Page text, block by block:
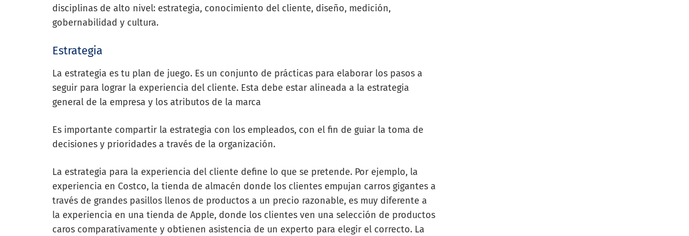
disciplinas de alto nivel: estrategia, conocimiento del cliente, diseño, medición,
gobernabilidad y cultura.
Estrategia
La estrategia es tu plan de juego. Es un conjunto de prácticas para elaborar los pasos a
seguir para lograr la experiencia del cliente. Esta debe estar alineada a la estrategia
general de la empresa y los atributos de la marca
Es importante compartir la estrategia con los empleados, con el fin de guiar la toma de
decisiones y prioridades a través de la organización.
La estrategia para la experiencia del cliente define lo que se pretende. Por ejemplo, la
experiencia en Costco, la tienda de almacén donde los clientes empujan carros gigantes a
través de grandes pasillos llenos de productos a un precio razonable, es muy diferente a
la experiencia en una tienda de Apple, donde los clientes ven una selección de productos
caros comparativamente y obtienen asistencia de un experto para elegir el correcto. La